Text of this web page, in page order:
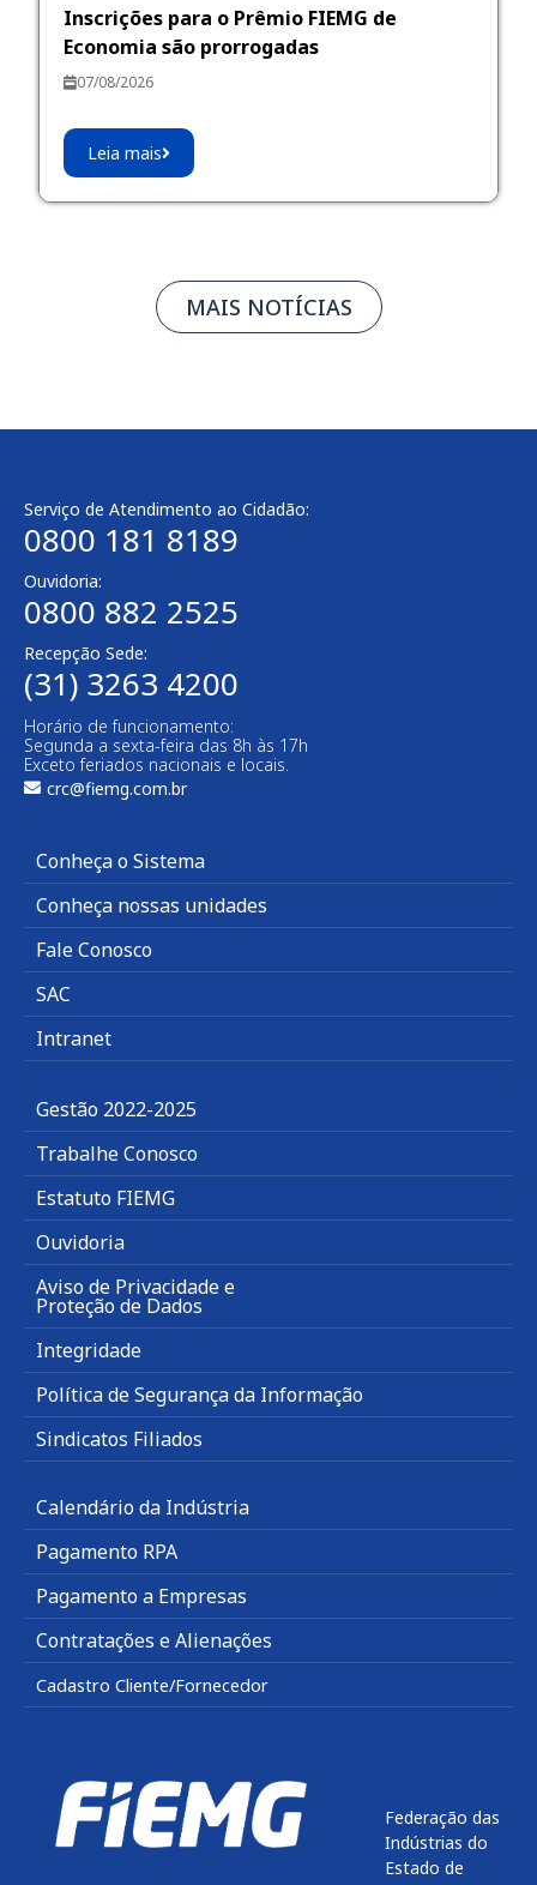
Inscrições para o Prêmio FIEMG de
Economia são prorrogadas
07/08/2026
Leia mais
MAIS NOTÍCIAS
Serviço de Atendimento ao Cidadão:
0800 181 8189
Ouvidoria:
0800 882 2525
Recepção Sede:
(31) 3263 4200
Horário de funcionamento:
Segunda a sexta-feira das 8h às 17h
Exceto feriados nacionais e locais.
crc@fiemg.com.br
Conheça o Sistema
Conheça nossas unidades
Fale Conosco
SAC
Intranet
Gestão 2022-2025
Trabalhe Conosco
Estatuto FIEMG
Ouvidoria
Aviso de Privacidade e
Proteção de Dados
Integridade
Política de Segurança da Informação
Sindicatos Filiados
Calendário da Indústria
Pagamento RPA
Pagamento a Empresas
Contratações e Alienações
Cadastro Cliente/Fornecedor
Federação das
Indústrias do
Estado de